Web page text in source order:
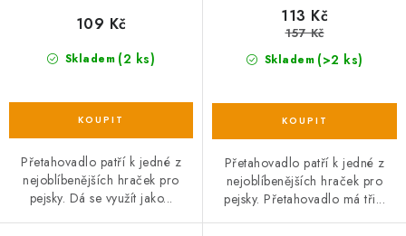
Skladem (2 ks)
109 Kč
Přetahovadlo patří k jedné z
nejoblíbenějších hraček pro
pejsky. Dá se využít jako...
Skladem (>2 ks)
113 Kč
157 Kč
Přetahovadlo patří k jedné z
nejoblíbenějších hraček pro
pejsky. Přetahovadlo má tři...